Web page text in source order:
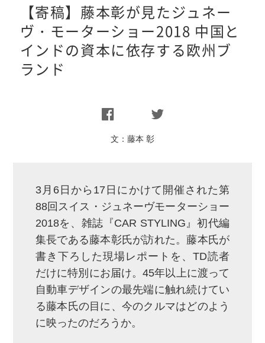
【寄稿】藤本彰が見たジュネー
ヴ・モーターショー2018 中国と
インドの資本に依存する欧州ブ
ランド
文： 藤本 彰
3月6日から17日にかけて開催された第
88回スイス・ジュネーヴモーターショー
2018を、雑誌『CAR STYLING』初代編
集長である藤本彰氏が訪れた。藤本氏が
書き下ろした現場レポートを、TD読者
だけに特別にお届け。45年以上に渡って
自動車デザインの最先端に触れ続けてい
る藤本氏の目に、今のクルマはどのよう
に映ったのだろうか。